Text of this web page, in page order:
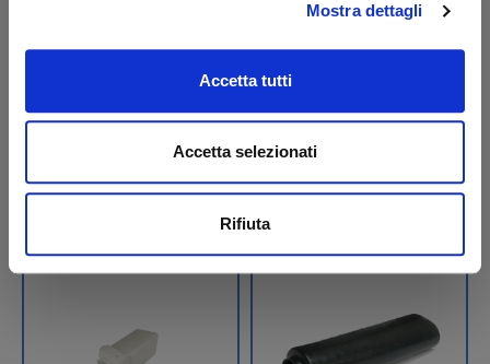
Mostra dettagli
Accetta tutti
Accetta selezionati
Rifiuta
€ 189,05+VAT
To order
Buy
Oil tank PBS Palfinger
€ 288,00+VAT
Buy